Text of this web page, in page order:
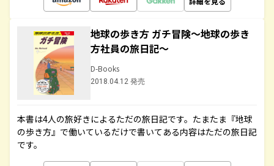
地球の歩き方 ガチ冒険～地球の歩き
方社員の旅日記～
D-Books
2018.04.12 発売
本書は4人の旅好きによるただの旅日記です。たまたま『地球
の歩き方』で働いているだけで書いてある内容はただの旅日記
です。